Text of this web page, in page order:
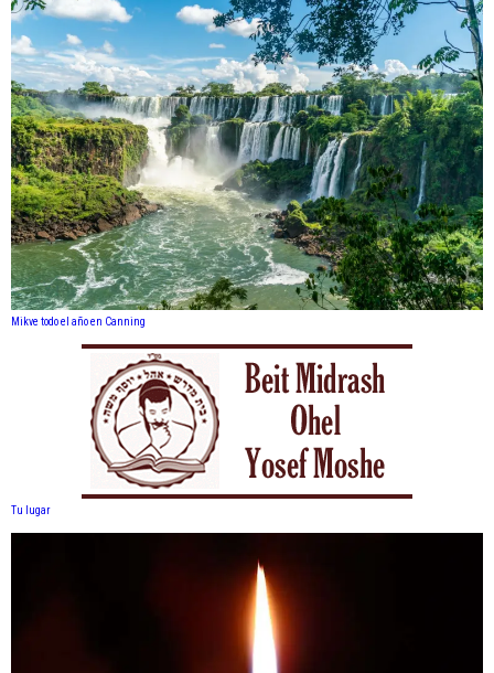
Mikve todo el año en Canning
Tu lugar